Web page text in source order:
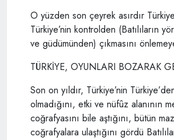
O yüzden son çeyrek asırdır
Türkiye’nin kontrolden (Batılıların
ve güdümünden) çıkmasını
TÜRKİYE, OYUNLARI BOZARAK
Son on yıldır, Türkiye’nin
olmadığını, etki ve nüfûz alanının
coğrafyasını bile aştığını, bütün
coğrafyalara ulaştığını gördü